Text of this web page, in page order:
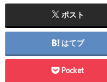
ポスト
はてブ
Pocket